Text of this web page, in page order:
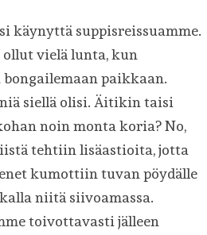
käynyttä suppisreissuamme.
vielä lunta, kun
paikkaan.
siellä olisi. Äitikin taisi
noin monta koria? No,
tehtiin lisäastioita, jotta
kumottiin tuvan pöydälle
niitä siivoamassa.
toivottavasti jälleen